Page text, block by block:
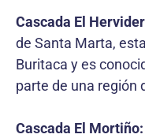
Cascada El
de Santa Marta,
Buritaca y es
parte de una región
Cascada El Mortiño: